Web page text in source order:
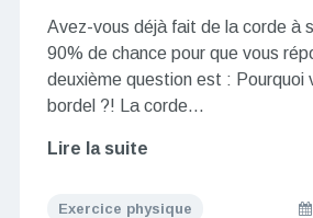
Avez-vous déjà fait de la corde à
90% de chance pour que vous
deuxième question est : Pourquoi
bordel ?! La corde…
Lire la suite
Exercice physique